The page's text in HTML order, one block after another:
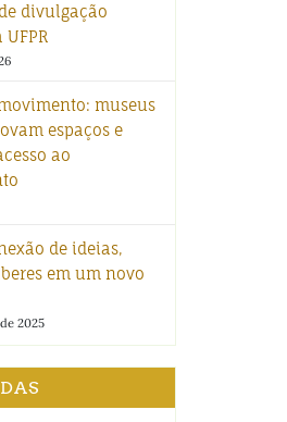
divulgação
museus
espaços e
ao
de ideias,
em um novo
2025